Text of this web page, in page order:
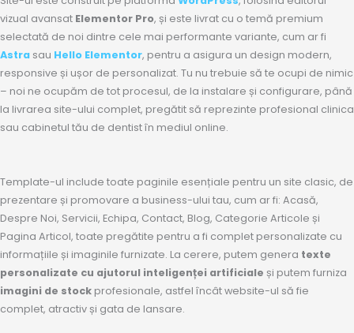
vizual avansat Elementor Pro, și este livrat cu o temă premium
selectată de noi dintre cele mai performante variante, cum ar fi
Astra sau Hello Elementor, pentru a asigura un design modern,
responsive și ușor de personalizat. Tu nu trebuie să te ocupi de nimic
– noi ne ocupăm de tot procesul, de la instalare și configurare, până
la livrarea site-ului complet, pregătit să reprezinte profesional clinica
sau cabinetul tău de dentist în mediul online.
Template-ul include toate paginile esențiale pentru un site clasic, de
prezentare și promovare a business-ului tau, cum ar fi: Acasă,
Despre Noi, Servicii, Echipa, Contact, Blog, Categorie Articole și
Pagina Articol, toate pregătite pentru a fi complet personalizate cu
informațiile și imaginile furnizate. La cerere, putem genera texte
personalizate cu ajutorul inteligenței artificiale și putem furniza
imagini de stock profesionale, astfel încât website-ul să fie
complet, atractiv și gata de lansare.